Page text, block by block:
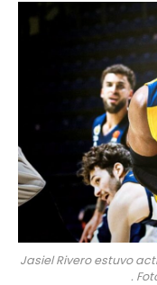
Jasiel Rivero estuvo
.